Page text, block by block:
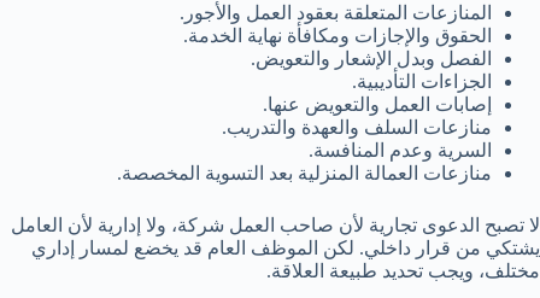
المنازعات المتعلقة بعقود العمل والأجور.
الحقوق والإجازات ومكافأة نهاية الخدمة.
الفصل وبدل الإشعار والتعويض.
الجزاءات التأديبية.
إصابات العمل والتعويض عنها.
منازعات السلف والعهدة والتدريب.
السرية وعدم المنافسة.
منازعات العمالة المنزلية بعد التسوية المخصصة.
لا تصبح الدعوى تجارية لأن صاحب العمل شركة، ولا إدارية لأن العامل
يشتكي من قرار داخلي. لكن الموظف العام قد يخضع لمسار إداري
مختلف، ويجب تحديد طبيعة العلاقة.